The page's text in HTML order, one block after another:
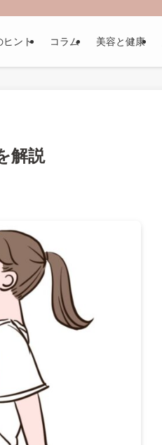
ヒント コラム 美容と健康
解説